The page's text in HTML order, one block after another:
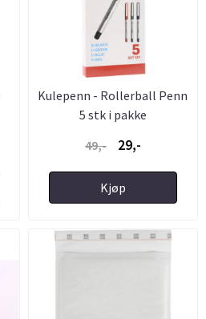
Kulepenn - Rollerball Penn
5 stk i pakke
49,-
29,-
Kjøp